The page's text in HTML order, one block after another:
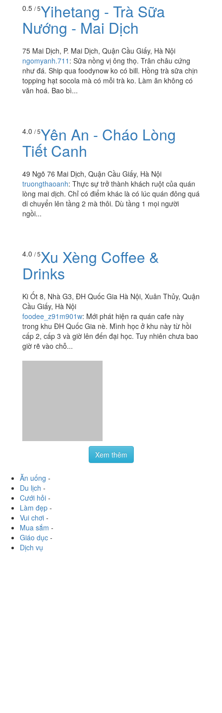
0.5 / 5Yihetang - Trà Sữa
Nướng - Mai Dịch
75 Mai Dịch, P. Mai Dịch, Quận Cầu Giấy, Hà Nội
ngomyanh.711 : Sữa nồng vị ông thọ. Trân châu cứng
như đá. Ship qua foodynow ko có bill. Hồng trà sữa chịn
topping hạt socola mà có mỗi trà ko. Làm ăn không có
văn hoá. Bao bì...
4.0 / 5Yên An - Cháo Lòng
Tiết Canh
49 Ngõ 76 Mai Dịch, Quận Cầu Giấy, Hà Nội
truongthaoanh: Thực sự trở thành khách ruột của quán
lòng mai dịch. Chỉ có điểm khác là có lúc quán đông quá
di chuyển lên tầng 2 mà thôi. Dù tầng 1 mọi người
ngồi...
4.0 / 5Xu Xèng Coffee &
Drinks
Ki Ốt 8, Nhà G3, ĐH Quốc Gia Hà Nội, Xuân Thủy, Quận
Cầu Giấy, Hà Nội
foodee_z91m901w: Mới phát hiện ra quán cafe này
trong khu ĐH Quốc Gia nè. Mình học ở khu này từ hồi
cấp 2, cấp 3 và giờ lên đến đại học. Tuy nhiên chưa bao
giờ rẽ vào chỗ...
Xem thêm
Ăn uống -
Du lịch -
Cưới hỏi -
Làm đẹp -
Vui chơi -
Mua sắm -
Giáo dục -
Dịch vụ